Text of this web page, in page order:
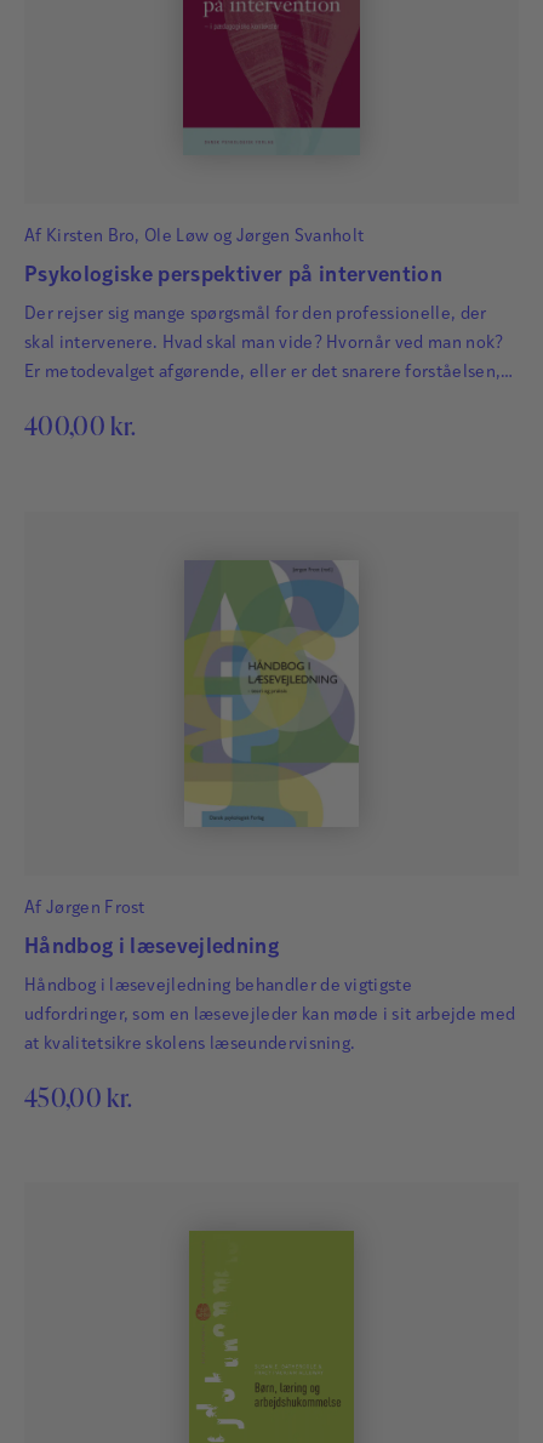
Af Kirsten Bro, Ole Løw og Jørgen Svanholt
Psykologiske perspektiver på intervention
Der rejser sig mange spørgsmål for den professionelle, der
skal intervenere. Hvad skal man vide? Hvornår ved man nok?
Er metodevalget afgørende, eller er det snarere forståelsen,
valget kontekstafhængigt?
400,00 kr.
Af Jørgen Frost
Håndbog i læsevejledning
Håndbog i læsevejledning behandler de vigtigste
udfordringer, som en læsevejleder kan møde i sit arbejde med
at kvalitetsikre skolens læseundervisning.
450,00 kr.